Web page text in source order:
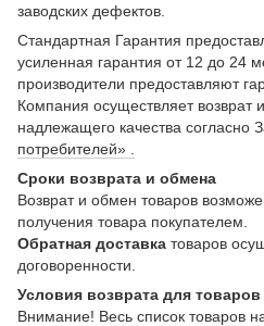
заводских дефектов.
Стандартная Гарантия
усиленная гарантия от 12 до 24
производители предоставляют
Компания осуществляет возврат
надлежащего качества согласно
потребителей» .
Сроки возврата и обмена
Возврат и обмен товаров
получения товара покупателем.
Обратная доставка товаров
договоренности.
Условия возврата для
Внимание! Весь список товаров